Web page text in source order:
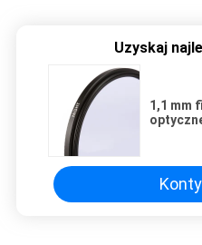
Uzyskaj
1,1 mm